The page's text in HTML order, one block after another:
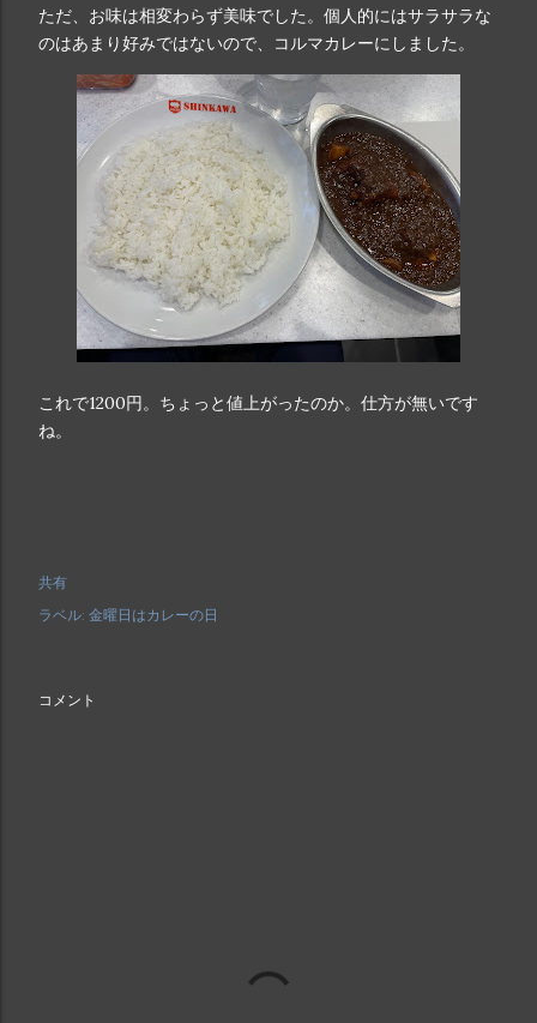
ただ、お味は相変わらず美味でした。個人的にはサラサラな
のはあまり好みではないので、コルマカレーにしました。
これで1200円。ちょっと値上がったのか。仕方が無いです
ね。
共有
ラベル: 金曜日はカレーの日
コメント